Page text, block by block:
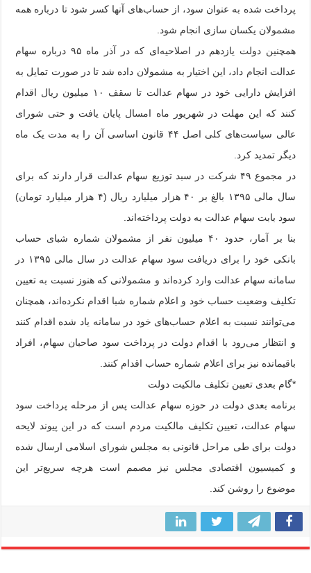
پرداخت شده به عنوان سود، از حساب‌های آنها کسر شود تا درباره همه
مشمولان یکسان سازی انجام شود.
همچنین دولت یازدهم در اصلاحیه‌ای که در آذر ماه ۹۵ درباره سهام
عدالت انجام داد، این اختیار به مشمولان داده شد تا در صورت تمایل به
افزایش دارایی خود در سهام عدالت تا سقف ۱۰ میلیون ریال اقدام
کنند که این مهلت در شهریور ماه امسال پایان یافت و حتی شورای
عالی سیاست‌های کلی اصل ۴۴ قانون اساسی آن را به مدت یک ماه
دیگر تمدید کرد.
در مجموع ۴۹ شرکت در سبد توزیع سهام عدالت قرار دارند که برای
سال مالی ۱۳۹۵
بالغ بر ۴۰ هزار میلیارد ریال (۴ هزار میلیارد تومان)
سود بابت سهام عدالت به دولت پرداخته‌اند.
بنا بر آمار، حدود ۴۰ میلیون نفر از مشمولان شماره شبای حساب
بانکی خود را برای دریافت سود سهام عدالت در سال مالی ۱۳۹۵ در
سامانه سهام عدالت وارد کرده‌اند و مشمولانی که هنوز نسبت به تعیین
تکلیف وضعیت حساب خود و اعلام شماره شبا اقدام نکرده‌اند، همچنان
می‌توانند نسبت به اعلام حساب‌های خود در سامانه یاد شده اقدام کنند
و انتظار می‌رود با اقدام دولت در پرداخت سود صاحبان سهام، افراد
باقیمانده نیز برای اعلام شماره حساب اقدام کنند.
*گام بعدی تعیین تکلیف مالکیت دولت
برنامه بعدی دولت در حوزه سهام عدالت پس از مرحله پرداخت سود
سهام عدالت، تعیین تکلیف مالکیت مردم است که در این پیوند لایحه
دولت برای طی مراحل قانونی به مجلس شورای اسلامی ارسال شده
و کمیسیون اقتصادی مجلس نیز مصمم است هرچه سریع‌تر این
موضوع را روشن کند.